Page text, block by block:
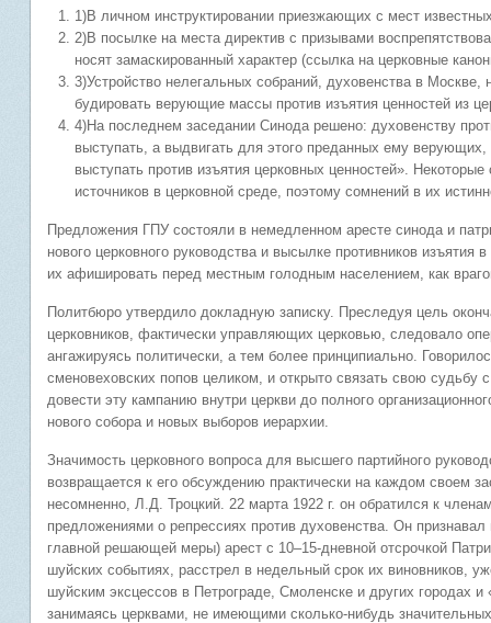
1)В личном инструктировании приезжающих с мест
2)В посылке на места директив с призывами
носят замаскированный характер (ссылка на церковные
3)Устройство нелегальных собраний, духовенства в
будировать верующие массы против изъятия ценностей из
4)На последнем заседании Синода решено: духовенству
выступать, а выдвигать для этого преданных ему
выступать против изъятия церковных ценностей».
источников в церковной среде, поэтому сомнений в их
Предложения ГПУ состояли в немедленном аресте синода и
нового церковного руководства и высылке противников
их афишировать перед местным голодным населением, как
Политбюро утвердило докладную записку. Преследуя цель
церковников, фактически управляющих церковью, следовало
ангажируясь политически, а тем более принципиально.
сменовеховских попов целиком, и открыто связать свою судьбу
довести эту кампанию внутри церкви до полного
нового собора и новых выборов иерархии.
Значимость церковного вопроса для высшего партийного
возвращается к его обсуждению практически на каждом своем
несомненно, Л.Д. Троцкий. 22 марта 1922 г. он обратился к
предложениями о репрессиях против духовенства. Он
главной решающей меры) арест с 10–15-дневной отсрочкой
шуйских событиях, расстрел в недельный срок их виновников,
шуйским эксцессов в Петрограде, Смоленске и других городах
занимаясь церквами, не имеющими сколько-нибудь